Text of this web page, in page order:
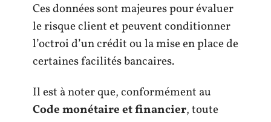
Ces données sont majeures pour évaluer
le risque client et peuvent conditionner
l’octroi d’un crédit ou la mise en place de
certaines facilités bancaires.
Il est à noter que, conformément au
Code monétaire et financier, toute